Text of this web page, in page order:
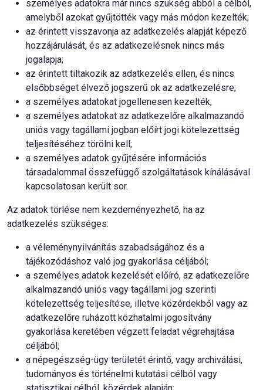
személyes adatokra már nincs szükség abból a célból,
amelyből azokat gyűjtötték vagy más módon kezelték;
az érintett visszavonja az adatkezelés alapját képező
hozzájárulását, és az adatkezelésnek nincs más
jogalapja;
az érintett tiltakozik az adatkezelés ellen, és nincs
elsőbbséget élvező jogszerű ok az adatkezelésre;
a személyes adatokat jogellenesen kezelték;
a személyes adatokat az adatkezelőre alkalmazandó
uniós vagy tagállami jogban előírt jogi kötelezettség
teljesítéséhez törölni kell;
a személyes adatok gyűjtésére információs
társadalommal összefüggő szolgáltatások kínálásával
kapcsolatosan került sor.
Az adatok törlése nem kezdeményezhető, ha az
adatkezelés szükséges:
a véleménynyilvánítás szabadságához és a
tájékozódáshoz való jog gyakorlása céljából;
a személyes adatok kezelését előíró, az adatkezelőre
alkalmazandó uniós vagy tagállami jog szerinti
kötelezettség teljesítése, illetve közérdekből vagy az
adatkezelőre ruházott közhatalmi jogosítvány
gyakorlása keretében végzett feladat végrehajtása
céljából;
a népegészség-ügy területét érintő, vagy archiválási,
tudományos és történelmi kutatási célból vagy